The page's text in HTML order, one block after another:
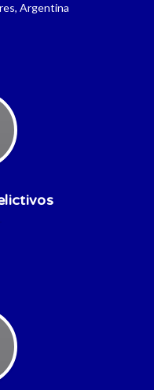
Argentina